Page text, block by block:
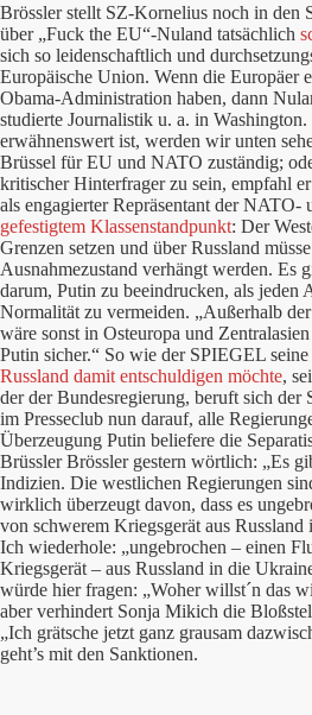
Brössler stellt SZ-Kornelius noch in den
über „Fuck the EU“-Nuland tatsächlich
sich so leidenschaftlich und
Europäische Union. Wenn die Europäer
Obama-Administration haben, dann
studierte Journalistik u. a. in Washington.
erwähnenswert ist, werden wir unten
Brüssel für EU und NATO zuständig;
kritischer Hinterfrager zu sein, empfahl
als engagierter Repräsentant der
gefestigtem Klassenstandpunkt: Der
Grenzen setzen und über Russland
Ausnahmezustand verhängt werden. Es
darum, Putin zu beeindrucken, als jeden
Normalität zu vermeiden. „Außerhalb
wäre sonst in Osteuropa und
Putin sicher.“ So wie der SPIEGEL seine
Russland damit entschuldigen möchte,
der der Bundesregierung, beruft sich der
im Presseclub nun darauf, alle
Überzeugung Putin beliefere die
Brüssler Brössler gestern wörtlich: „Es
Indizien. Die westlichen Regierungen
wirklich überzeugt davon, dass es
von schwerem Kriegsgerät aus
Ich wiederhole: „ungebrochen – einen
Kriegsgerät – aus Russland in die
würde hier fragen: „Woher willst´n das
aber verhindert Sonja Mikich die
„Ich grätsche jetzt ganz grausam
geht’s mit den Sanktionen.